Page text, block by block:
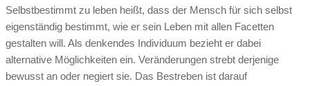
Selbstbestimmt zu leben heißt, dass der Mensch für sich selbst
eigenständig bestimmt, wie er sein Leben mit allen Facetten
gestalten will. Als denkendes Individuum bezieht er dabei
alternative Möglichkeiten ein. Veränderungen strebt derjenige
bewusst an oder negiert sie. Das Bestreben ist darauf